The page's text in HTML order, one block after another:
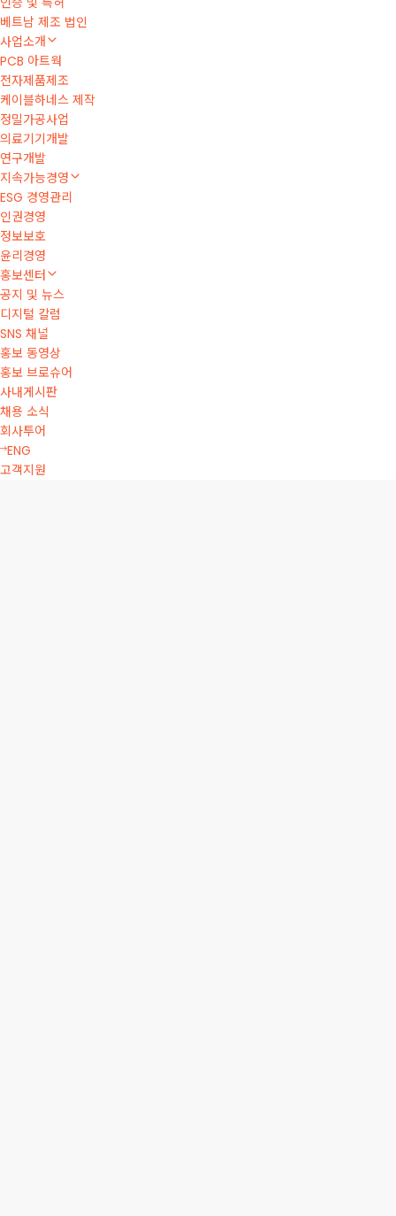
베트남 제조 법인
사업소개
PCB 아트웍
전자제품제조
케이블하네스 제작
정밀가공사업
의료기기개발
연구개발
지속가능경영
ESG 경영관리
인권경영
정보보호
윤리경영
홍보센터
공지 및 뉴스
디지털 칼럼
SNS 채널
홍보 동영상
홍보 브로슈어
사내게시판
채용 소식
회사투어
ENG
고객지원